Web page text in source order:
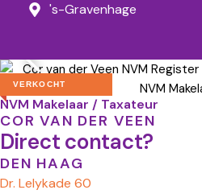
's-Gravenhage
VERKOCHT
NVM Makelaar / Taxateur
COR VAN DER VEEN
Direct contact?
DEN HAAG
Dr. Lelykade 60